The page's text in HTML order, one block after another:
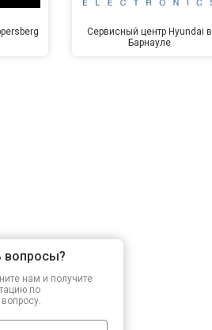
Сервисный центр Hyundai в
Барнауле
вопросы?
нам и получите
по